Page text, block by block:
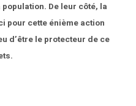
De leur côté, la
pour cette énième action
d’être le protecteur de ce